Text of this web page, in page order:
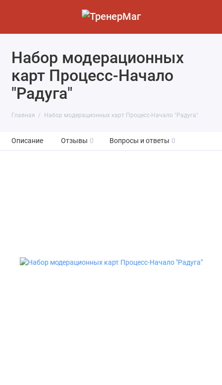
Набор модерационных
карт Процесс-Начало
"Радуга"
Главная Набор модерационных карт Процесс-Начало "Радуга"
Описание Отзывы 0 Вопросы и ответы 0